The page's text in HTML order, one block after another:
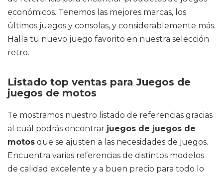
económicos. Tenemos las mejores marcas, los
últimos juegos y consolas, y considerablemente más.
Halla tu nuevo juego favorito en nuestra selección
retro.
Listado top ventas para Juegos de
juegos de motos
Te mostramos nuestro listado de referencias gracias
al cuál podrás encontrar juegos de juegos de
motos que se ajusten a las necesidades de juegos.
Encuentra varias referencias de distintos modelos
de calidad excelente y a buen precio para todo lo